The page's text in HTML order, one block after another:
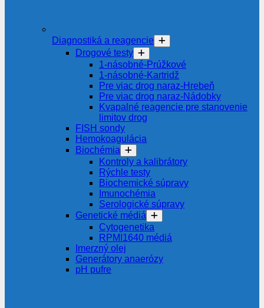
Diagnostiká a reagencie
Drogové testy
1-násobné-Prúžkové
1-násobné-Kartridž
Pre viac drog naraz-Hrebeň
Pre viac drog naraz-Nádobky
Kvapalné reagencie pre stanovenie
limitov drog
FISH sondy
Hemokoagulácia
Biochémia
Kontroly a kalibrátory
Rýchle testy
Biochemické súpravy
Imunochémia
Serologické súpravy
Genetické médiá
Cytogenetika
RPMI1640 médiá
Imerzný olej
Generátory anaerózy
pH pufre